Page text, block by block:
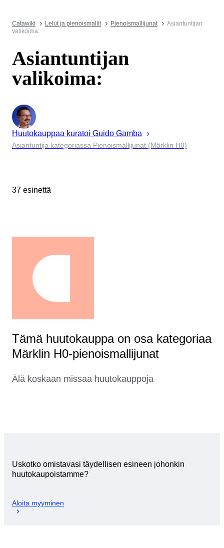
Catawiki Lelut ja pienoismallit Pienoismallijunat
Asiantuntijan
valikoima:
Asiantuntijan
valikoima:
Huutokauppaa kuratoi Guido Gamba
Asiantuntija kategoriassa Pienoismallijunat (Märklin H0)
37 esinettä
Tämä huutokauppa on osa kategoriaa
Märklin H0-pienoismallijunat
Älä koskaan missaa huutokauppoja
Uskotko omistavasi täydellisen esineen johonkin
huutokaupoistamme?
Aloita myyminen